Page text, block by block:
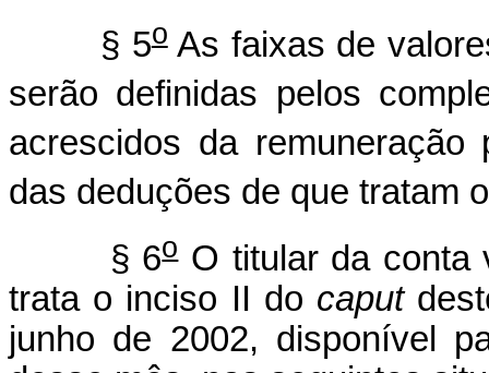
§ 5oAs faixas de
serão definidas pelos
acrescidos da
das deduções de que tratam
§ 6oO titular da conta
trata o inciso II do caput
junho de 2002, disponível